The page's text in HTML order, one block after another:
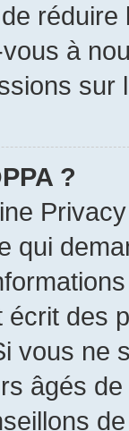
à
sur
?
qui
des
vous ne
âgés